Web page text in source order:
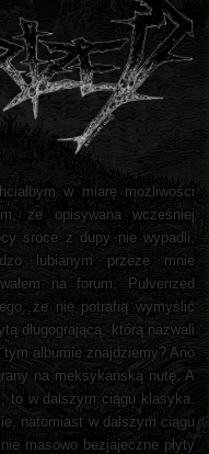
w miarę możliwości
że opisywana wcześniej
sroce z dupy nie wypadli.
lubianym przeze mnie
na forum. Pulverized
że nie potrafią wymyślić
długogrającą, którą nazwali
albumie znajdziemy? Ano
na meksykańską nutę. A
to w dalszym ciągu klasyka.
natomiast w dalszym ciągu
masowo bezjajeczne płyty